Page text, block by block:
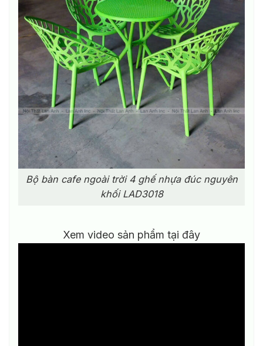
Bộ bàn cafe ngoài trời 4 ghế nhựa đúc nguyên
khối LAD3018
Xem video sản phẩm tại đây